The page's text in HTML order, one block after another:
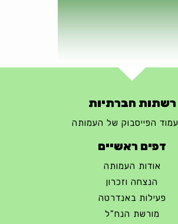
רשתות חברתיות
עמוד הפייסבוק של העמותה
דפים ראשיים
אודות העמותה
הנצחה וזכרון
פעילות באנדרטה
מורשת הנח"ל